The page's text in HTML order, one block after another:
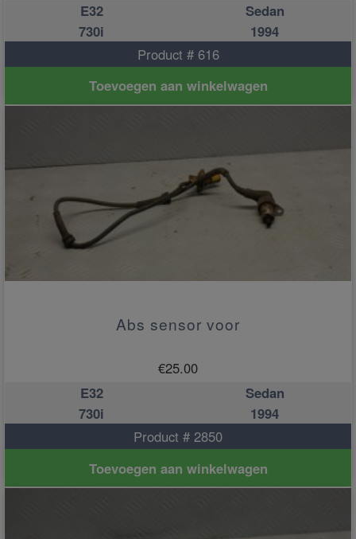
E32
Sedan
730i
1994
Product # 616
Toevoegen aan winkelwagen
Abs sensor voor
€25.00
E32
Sedan
730i
1994
Product # 2850
Toevoegen aan winkelwagen